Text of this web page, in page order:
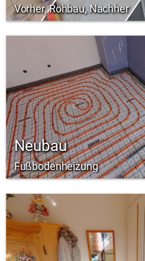
Vorher, Rohbau, Nachher
Neubau
Fußbodenheizung